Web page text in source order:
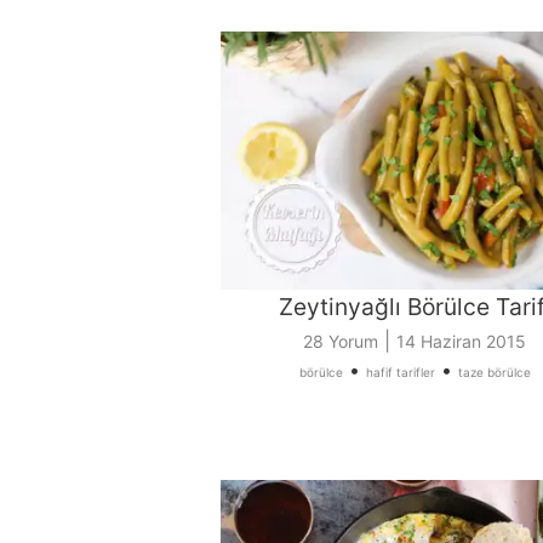
Zeytinyağlı Börülce
28 Yorum 14 Haziran 2015
börülce• hafif tarifler• taze börülce